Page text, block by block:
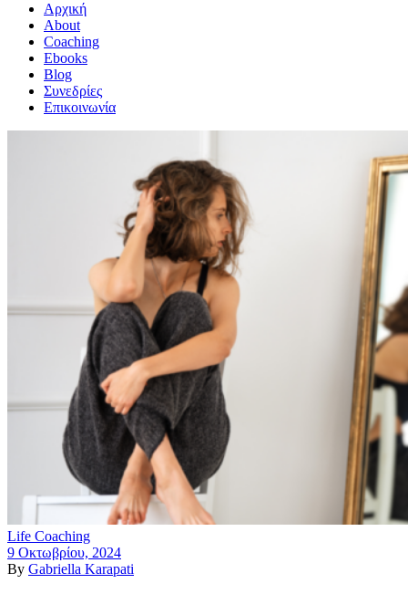
Αρχική
About
Coaching
Ebooks
Blog
Συνεδρίες
Επικοινωνία
Life Coaching
9 Οκτωβρίου, 2024
By Gabriella Karapati